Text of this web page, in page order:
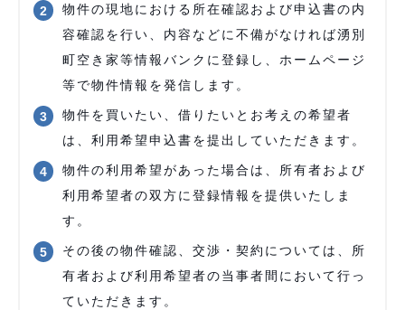
物件の現地における所在確認および申込書の内
容確認を行い、内容などに不備がなければ湧別
町空き家等情報バンクに登録し、ホームページ
等で物件情報を発信します。
物件を買いたい、借りたいとお考えの希望者
は、利用希望申込書を提出していただきます。
物件の利用希望があった場合は、所有者および
利用希望者の双方に登録情報を提供いたしま
す。
その後の物件確認、交渉・契約については、所
有者および利用希望者の当事者間において行っ
ていただきます。